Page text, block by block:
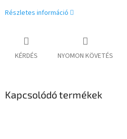
Részletes információ
KÉRDÉS NYOMON KÖVETÉS
Kapcsolódó termékek